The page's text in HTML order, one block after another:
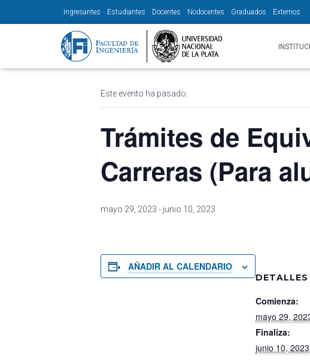
Ingresantes Estudiantes Docentes Nodocentes Graduados Externos
« Todos los Eventos
Este evento ha pasado.
Trámites de
Carreras (Para
mayo 29, 2023 - junio 10, 2023
AÑADIR AL CALENDARIO
DETALLES
Comienza:
mayo 29,
Finaliza:
junio 10, 2023